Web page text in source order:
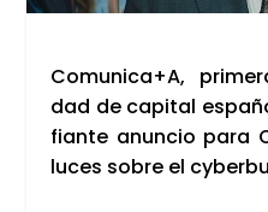
Comunica+A,
dad de capi­tal
fian­te anun­cio para
luces sobre el